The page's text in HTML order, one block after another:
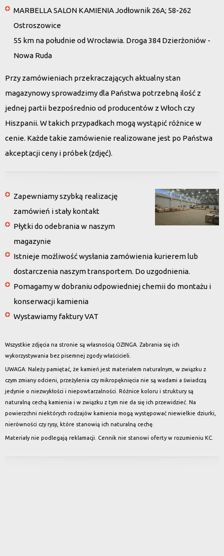
MARBELLA SALON KAMIENIA Jodłownik 26A; 58-262
Ostroszowice
55 km na południe od Wrocławia. Droga 384 Dzierżoniów -
Nowa Ruda
Przy zamówieniach przekraczających aktualny stan
magazynowy sprowadzimy dla Państwa potrzebną ilość z
jednej partii bezpośrednio od producentów z Włoch czy
Hiszpanii. W takich przypadkach mogą wystąpić różnice w
cenie. Każde takie zamówienie realizowane jest po Państwa
akceptacji ceny i próbek (zdjęć).
Zapewniamy szybką realizację
zamówień i stały kontakt
Płytki do odebrania w naszym
magazynie
Istnieje możliwość wysłania zamówienia kurierem lub
dostarczenia naszym transportem. Do uzgodnienia.
Pomagamy w dobraniu odpowiedniej chemii do montażu i
konserwacji kamienia
Wystawiamy faktury VAT
Wszystkie zdjęcia na stronie są własnością OZINGA. Zabrania się ich
wykorzystywania bez pisemnej zgody właścicieli.
UWAGA: Należy pamiętać, że kamień jest materiałem naturalnym, w związku z
czym zmiany odcieni, przeżylenia czy mikropęknięcia nie są wadami a świadczą
jedynie o niezwykłości i niepowtarzalności. Różnice koloru i struktury są
naturalną cechą kamienia i w związku z tym nie da się ich przewidzieć. Na
powierzchni niektórych rodzajów kamienia mogą występować niewielkie dziurki,
nierówności czy rysy, które stanowią ich naturalną cechę.
Materiały nie podlegają reklamacji. Cennik nie stanowi oferty w rozumieniu KC.